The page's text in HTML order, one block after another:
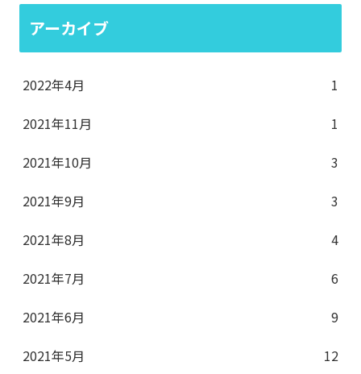
アーカイブ
2022年4月
1
2021年11月
1
2021年10月
3
2021年9月
3
2021年8月
4
2021年7月
6
2021年6月
9
2021年5月
12